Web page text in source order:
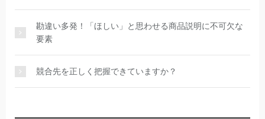
勘違い多発！「ほしい」と思わせる商品説明に不可欠な
要素
競合先を正しく把握できていますか？